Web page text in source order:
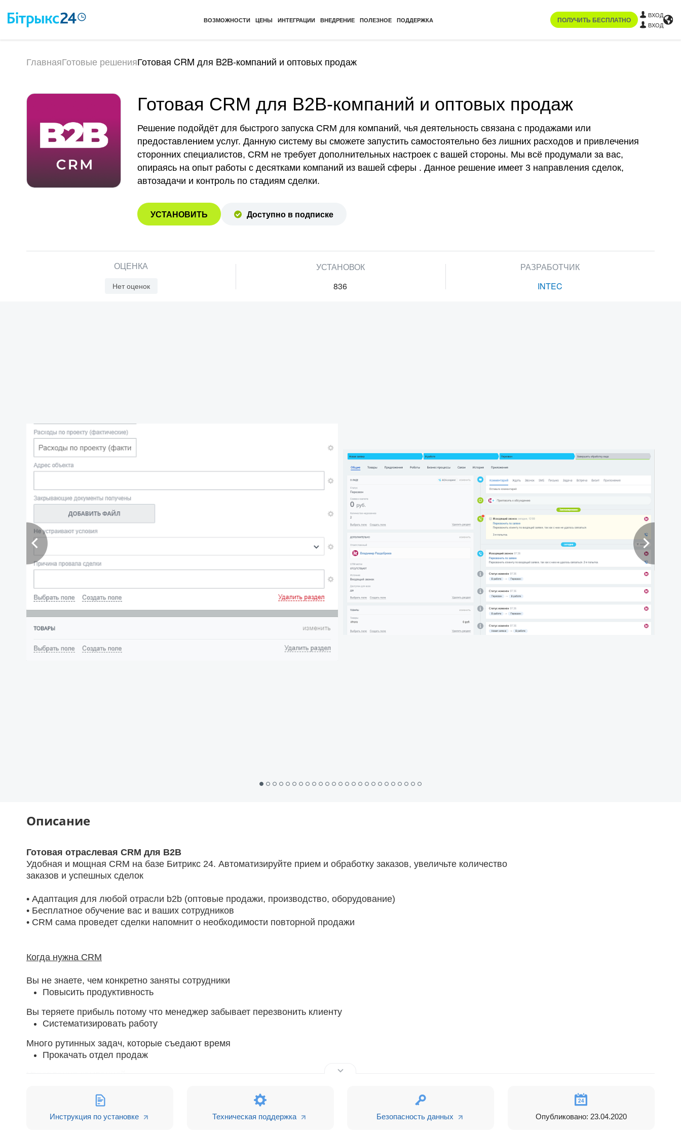
ВОЗМОЖНОСТИ ЦЕНЫ ИНТЕГРАЦИИ ВНЕДРЕНИЕ ПОЛЕЗНОЕ ПОДДЕРЖКА ПОЛУЧИТЬ БЕСПЛАТНО
ВХОД
ВХОД
ГлавнаяГотовые решенияГотовая CRM для B2B-компаний и оптовых продаж
Готовая CRM для B2B-компаний и оптовых продаж
Решение подойдёт для быстрого запуска CRM для компаний, чья деятельность связана с продажами или
предоставлением услуг. Данную систему вы сможете запустить самостоятельно без лишних расходов и привлечения
сторонних специалистов, CRM не требует дополнительных настроек с вашей стороны. Мы всё продумали за вас,
опираясь на опыт работы с десятками компаний из вашей сферы . Данное решение имеет 3 направления сделок,
автозадачи и контроль по стадиям сделки.
УСТАНОВИТЬ Доступно в подписке
ОЦЕНКА
Нет оценок
УСТАНОВОК
836
РАЗРАБОТЧИК
INTEC
Описание
Готовая отраслевая CRM для B2B
Удобная и мощная CRM на базе Битрикс 24. Автоматизируйте прием и обработку заказов, увеличьте количество
заказов и успешных сделок
• Адаптация для любой отрасли b2b (оптовые продажи, производство, оборудование)
• Бесплатное обучение вас и ваших сотрудников
• CRM сама проведет сделки напомнит о необходимости повторной продажи
Когда нужна CRM
Вы не знаете, чем конкретно заняты сотрудники
Повысить продуктивность
Вы теряете прибыль потому что менеджер забывает перезвонить клиенту
Систематизировать работу
Много рутинных задач, которые съедают время
Прокачать отдел продаж
Сэкономьте от 30 минут в день на постановку задач. Алгоритм сам сформирует задачи менеджерам, отделу
закупок, юристам и бухгалтерии.
Инструкция по установке Техническая поддержка Безопасность данных Опубликовано: 23.04.2020